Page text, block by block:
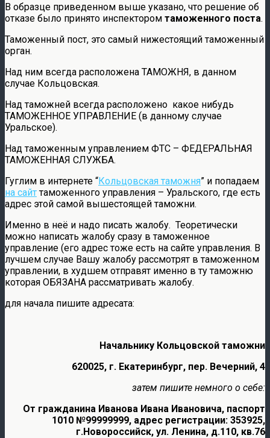
В образце приведенном выше указано, что решение об
отказе было принято инспектором таможенного поста.
Таможенный пост, это самый нижестоящий таможенный
орган.
Над ним всегда расположена ТАМОЖНЯ, в данном
случае Кольцовская.
Над таможней всегда расположено какое нибудь
ТАМОЖЕННОЕ УПРАВЛЕНИЕ (в данному случае
Уральское).
Над таможенным управлением ФТС – ФЕДЕРАЛЬНАЯ
ТАМОЖЕННАЯ СЛУЖБА.
Гуглим в интернете “Кольцовская таможня” и попадаем
на сайттаможенного управления – Уральского, где есть
адрес этой самой вышестоящей таможни.
Именно в неё и надо писать жалобу. Теоретически
можно написать жалобу сразу в таможенное
управление (его адрес тоже есть на сайте управления. В
лучшем случае Вашу жалобу рассмотрят в таможенном
управлении, в худшем отправят именно в ту таможню
которая ОБЯЗАНА рассматривать жалобу.
для начала пишите адресата:
Начальнику Кольцовской таможни
620025, г. Екатеринбург, пер. Вечерний, 4
затем пишите немного о себе:
От гражданина Иванова Ивана Ивановича, паспорт
1010 №99999999, адрес регистрации: 353925,
г.Новороссийск, ул. Ленина, д.110, кв.76